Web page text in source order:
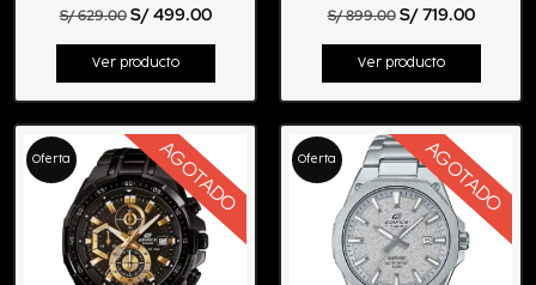
S/629.00 S/499.00
Ver producto
S/899.00 S/719.00
Ver producto
Oferta AGOTADO Oferta AGOTADO